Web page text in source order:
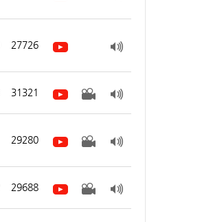
27726
31321
29280
29688